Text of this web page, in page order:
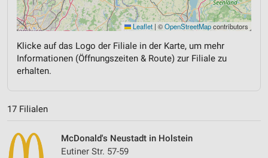
Leaflet | ©OpenStreetMapcontributors
Klicke auf das Logo der Filiale in der Karte, um mehr
Informationen (Öffnungszeiten & Route) zur Filiale zu
erhalten.
17 Filialen
McDonald's Neustadt in Holstein
Eutiner Str. 57-59